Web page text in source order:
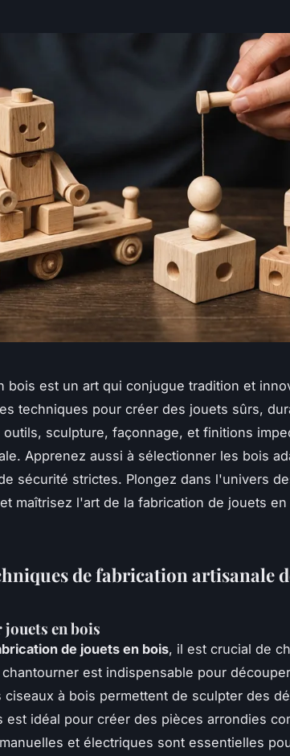
bois est un art qui conjugue tradition et
techniques pour créer des jouets sûrs,
sculpture, façonnage, et finitions
Apprenez aussi à sélectionner les bois
sécurité strictes. Plongez dans l'univers
maîtrisez l'art de la fabrication de jouets
de fabrication artisanale
en bois
de jouets en bois, il est crucial de
est indispensable pour
à bois permettent de sculpter des
est idéal pour créer des pièces arrondies
et électriques sont essentielles